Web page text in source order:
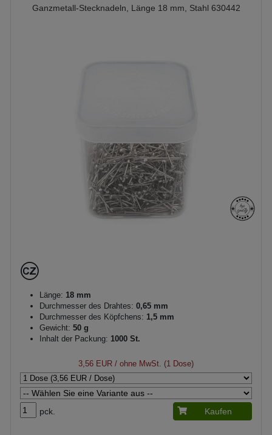
Ganzmetall-Stecknadeln, Länge 18 mm, Stahl 630442
Länge: 18 mm
Durchmesser des Drahtes: 0,65 mm
Durchmesser des Köpfchens: 1,5 mm
Gewicht: 50 g
Inhalt der Packung: 1000 St.
3,56 EUR / ohne MwSt. (1 Dose)
pck. Kaufen